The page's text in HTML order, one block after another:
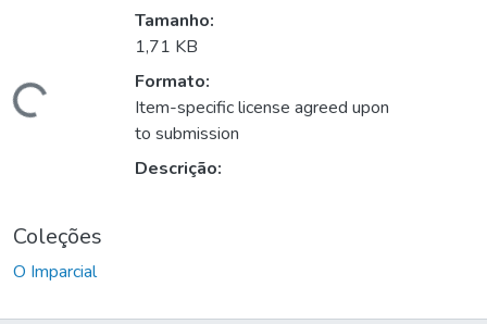
Carregando...
Tamanho:
1,71 KB
Formato:
Item-specific license agreed upon
to submission
Descrição:
Coleções
O Imparcial